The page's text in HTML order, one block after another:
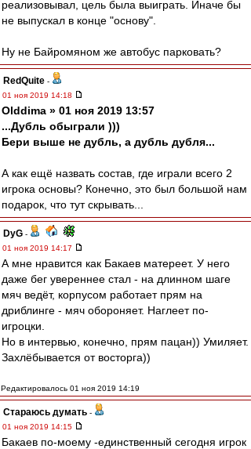
реализовывал, цель была выиграть. Иначе бы
не выпускал в конце "основу".
Ну не Байромяном же автобус парковать?
RedQuite -
01 ноя 2019 14:18
Olddima » 01 ноя 2019 13:57
...Дубль обыграли )))
Бери выше не дубль, а дубль дубля...
А как ещё назвать состав, где играли всего 2
игрока основы? Конечно, это был большой нам
подарок, что тут скрывать...
DyG -
01 ноя 2019 14:17
А мне нравится как Бакаев матереет. У него
даже бег увереннее стал - на длинном шаге
мяч ведёт, корпусом работает прям на
дриблинге - мяч обороняет. Наглеет по-
игроцки.
Но в интервью, конечно, прям пацан)) Умиляет.
Захлёбывается от восторга))
Редактировалось 01 ноя 2019 14:19
Стараюсь думать -
01 ноя 2019 14:15
Бакаев по-моему -единственный сегодня игрок